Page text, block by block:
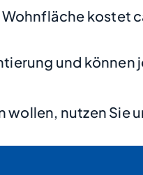
kostet
und
wollen, nutzen Sie